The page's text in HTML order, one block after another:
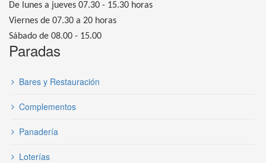
De lunes a jueves 07.30 - 15.30 horas
Viernes de 07.30 a 20 horas
Sábado de 08.00 - 15.00
Paradas
Bares y Restauración
Complementos
Panadería
Loterías